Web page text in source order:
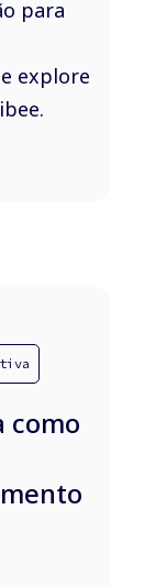
para
explore
como